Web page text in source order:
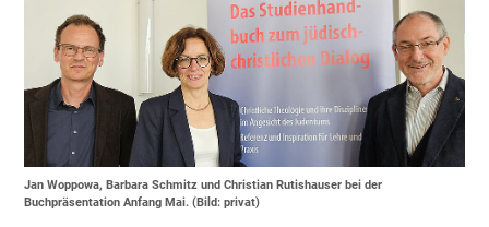
Jan Woppowa, Barbara Schmitz und Christian Rutishauser bei der
Buchpräsentation Anfang Mai. (Bild: privat)